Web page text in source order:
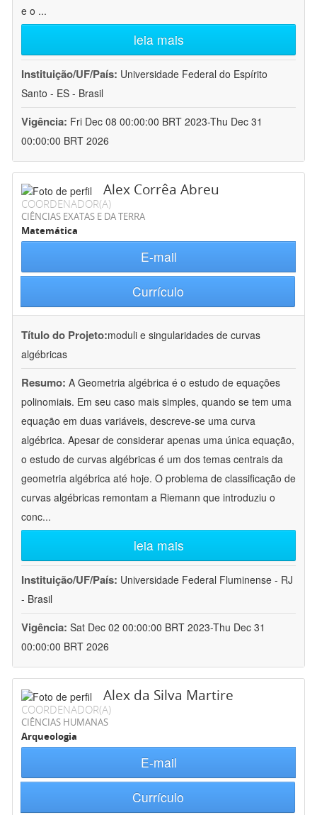
e o ...
leia mais
Instituição/UF/País: Universidade Federal do Espírito
Santo - ES - Brasil
Vigência: Fri Dec 08 00:00:00 BRT 2023-Thu Dec 31
00:00:00 BRT 2026
Alex Corrêa Abreu
COORDENADOR(A)
CIÊNCIAS EXATAS E DA TERRA
Matemática
E-mail
Currículo
Título do Projeto:moduli e singularidades de curvas
algébricas
Resumo: A Geometria algébrica é o estudo de equações
polinomiais. Em seu caso mais simples, quando se tem uma
equação em duas variáveis, descreve-se uma curva
algébrica. Apesar de considerar apenas uma única equação,
o estudo de curvas algébricas é um dos temas centrais da
geometria algébrica até hoje. O problema de classificação de
curvas algébricas remontam a Riemann que introduziu o
conc...
leia mais
Instituição/UF/País: Universidade Federal Fluminense - RJ
- Brasil
Vigência: Sat Dec 02 00:00:00 BRT 2023-Thu Dec 31
00:00:00 BRT 2026
Alex da Silva Martire
COORDENADOR(A)
CIÊNCIAS HUMANAS
Arqueologia
E-mail
Currículo